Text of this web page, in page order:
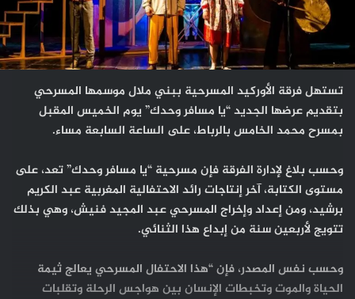
تستهل فرقة الأوركيد المسرحية ببني ملال موسمها المسرحي
بتقديم عرضها الجديد “يا مسافر وحدك” يوم الخميس المقبل
بمسرح محمد الخامس بالرباط، على الساعة السابعة مساء.
وحسب بلاغ لإدارة الفرقة فإن مسرحية “يا مسافر وحدك” تعد، على
مستوى الكتابة، آخر إنتاجات رائد الاحتفالية المغربية عبد الكريم
برشيد، ومن إعداد وإخراج المسرحي عبد المجيد فنيش، وهي بذلك
تتويج لأربعين سنة من إبداع هذا الثنائي.
وحسب نفس المصدر، فإن “هذا الاحتفال المسرحي يعالج ثيمة
الحياة والموت وتخبطات الإنسان بين هواجس الرحلة وتقلبات